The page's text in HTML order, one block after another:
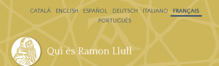
Aller au contenu principal
Qui és Ramon Llull
CATALÁ ENGLISH ESPAÑOL DEUTSCH ITALIANO
FRANÇAIS
PORTUGUÊS